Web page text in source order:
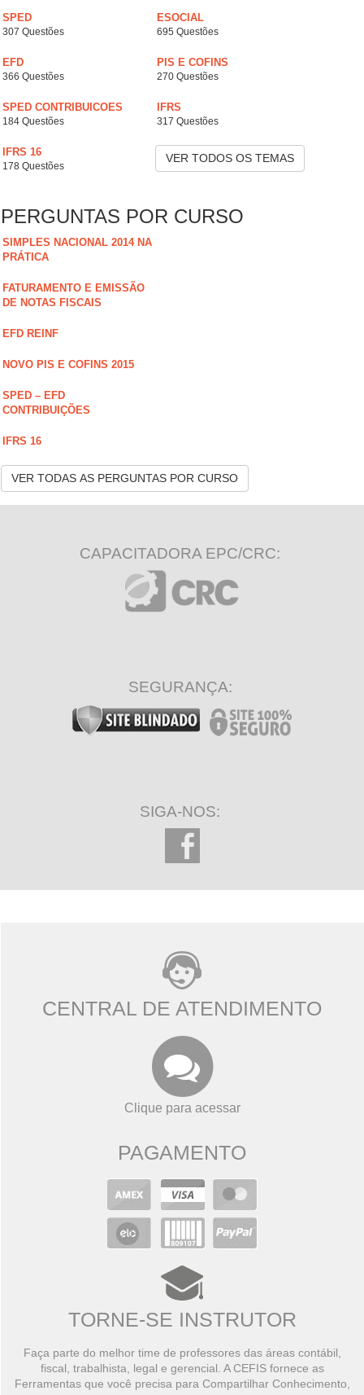
SPED
307 Questões
ESOCIAL
695 Questões
EFD
366 Questões
PIS E COFINS
270 Questões
SPED CONTRIBUICOES
184 Questões
IFRS
317 Questões
IFRS 16
178 Questões
VER TODOS OS TEMAS
PERGUNTAS POR CURSO
SIMPLES NACIONAL 2014 NA
PRÁTICA
FATURAMENTO E EMISSÃO
DE NOTAS FISCAIS
EFD REINF
NOVO PIS E COFINS 2015
SPED – EFD
CONTRIBUIÇÕES
IFRS 16
VER TODAS AS PERGUNTAS POR CURSO
CAPACITADORA EPC/CRC:
SEGURANÇA:
SIGA-NOS:
CENTRAL DE ATENDIMENTO
Clique para acessar
PAGAMENTO
TORNE-SE INSTRUTOR
Faça parte do melhor time de professores das áreas contábil,
fiscal, trabalhista, legal e gerencial. A CEFIS fornece as
Ferramentas que você precisa para Compartilhar Conhecimento,